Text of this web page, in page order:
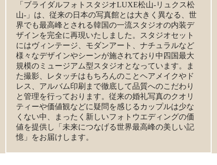
「ブライダルフォトスタジオLUXE松山-リュクス松
山-」は、従来の日本の写真館とは大きく異なる、世
界でも最高峰とされる韓国の一流スタジオの内装デ
ザインを完全に再現いたしました。スタジオセット
にはヴィンテージ、モダンアート、ナチュラルなど
様々なデザインやシーンが施されており中四国最大
規模のミュージアム型スタジオとなっています。ま
た撮影、レタッチはもちろんのことヘアメイクやド
レス、アルバム印刷まで徹底して品質へのこだわり
と管理を行っております。従来の婚礼写真のクオリ
ティーや価値観などに疑問を感じるカップルは少な
くない中、まったく新しいフォトウエディングの価
値を提供し「未来につなげる世界最高峰の美しい記
憶」をお届けします。